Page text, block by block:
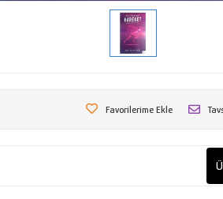
Favorilerime Ekle